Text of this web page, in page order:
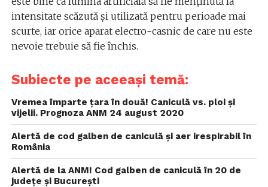
intensitate scăzută şi utilizată pentru perioade mai
scurte, iar orice aparat electro-casnic de care nu este
nevoie trebuie să fie închis.
Subiecte pe aceeași temă:
Vremea împarte țara în două! Caniculă vs. ploi și
vijelii. Prognoza ANM 24 august 2020
Alertă de cod galben de caniculă și aer irespirabil în
România
Alertă de la ANM! Cod galben de caniculă în 20 de
județe și București